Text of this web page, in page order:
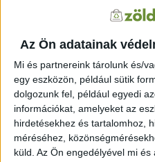
Az Ön adatainak
Mi és partnereink tárolunk és/
egy eszközön, például sütik
dolgozunk fel, például egyedi
információkat, amelyeket az
hirdetésekhez és tartalomhoz,
méréséhez,
küld. Az Ön engedélyével mi
környezet
közlekedés megújuló
napelem
naperőmű solar solar energy
természetvédelem
autó zöld energia zöld
állatvédelem áram életmód